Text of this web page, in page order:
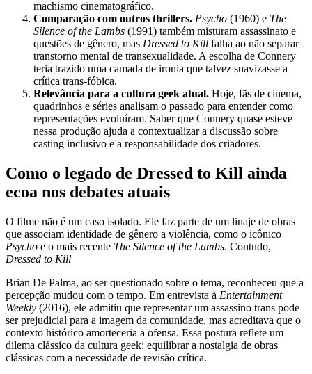
machismo cinematográfico.
Comparação com outros thrillers. Psycho (1960) e The
Silence of the Lambs (1991) também misturam assassinato e
questões de gênero, mas Dressed to Kill falha ao não separar
transtorno mental de transexualidade. A escolha de Connery
teria trazido uma camada de ironia que talvez suavizasse a
crítica trans‑fóbica.
Relevância para a cultura geek atual. Hoje, fãs de cinema,
quadrinhos e séries analisam o passado para entender como
representações evoluíram. Saber que Connery quase esteve
nessa produção ajuda a contextualizar a discussão sobre
casting inclusivo e a responsabilidade dos criadores.
Como o legado de Dressed to Kill ainda
ecoa nos debates atuais
O filme não é um caso isolado. Ele faz parte de um linaje de obras
que associam identidade de gênero a violência, como o icônico
Psycho e o mais recente The Silence of the Lambs. Contudo,
Dressed to Kill
Brian De Palma, ao ser questionado sobre o tema, reconheceu que a
percepção mudou com o tempo. Em entrevista à Entertainment
Weekly (2016), ele admitiu que representar um assassino trans pode
ser prejudicial para a imagem da comunidade, mas acreditava que o
contexto histórico amorteceria a ofensa. Essa postura reflete um
dilema clássico da cultura geek: equilibrar a nostalgia de obras
clássicas com a necessidade de revisão crítica.